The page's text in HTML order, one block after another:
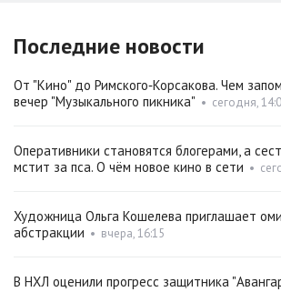
Последние новости
От "Кино" до Римского‑Корсакова. Чем
вечер "Музыкального пикника" • сегодня,
Оперативники становятся блогерами, а
мстит за пса. О чём новое кино в сети •
Художница Ольга Кошелева приглашает
абстракции • вчера, 16:15
В НХЛ оценили прогресс защитника